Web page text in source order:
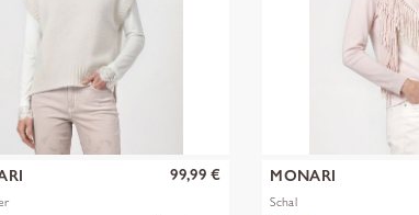
99,99 € MONARI
Schal